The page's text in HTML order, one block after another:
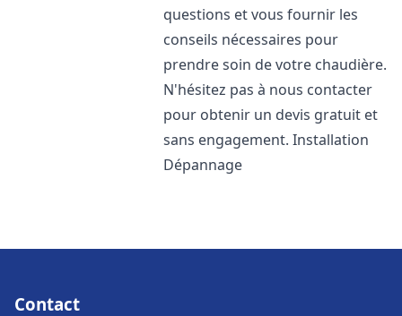
questions et vous fournir les
conseils nécessaires pour
prendre soin de votre chaudière.
N'hésitez pas à nous contacter
pour obtenir un devis gratuit et
sans engagement. Installation
Dépannage
Contact